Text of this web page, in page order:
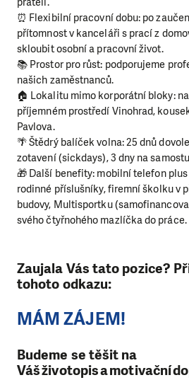
⏰ Flexibilní pracovní dobu: po
přítomnost v kanceláři s prací z
skloubit osobní a pracovní život.
📚 Prostor pro růst: podporujeme
našich zaměstnanců.
🏠 Lokalitu mimo korporátní bloky:
příjemném prostředí Vinohrad,
Pavlova.
🌴 Štědrý balíček volna: 25 dnů
zotavení (sickdays), 3 dny na
🎁 Další benefity: mobilní telefon
rodinné příslušníky, firemní školku v
budovy, Multisportku
svého čtyřnohého mazlíčka do práce.
Zaujala Vás tato pozice?
tohoto odkazu:
MÁM ZÁJEM!
Budeme se těšit na
Vášživotopisamotivační